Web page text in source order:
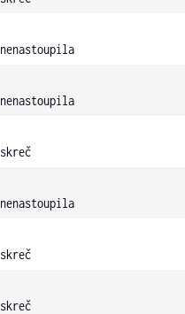
nenastoupila
nenastoupila
skreč
nenastoupila
skreč
skreč